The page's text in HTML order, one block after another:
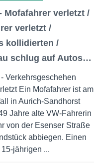
Mofafahrer verletzt /
verletzt /
kollidierten /
schlug auf Autos…
- Verkehrsgeschehen
Ein Mofafahrer ist am
in Aurich-Sandhorst
Jahre alte VW-Fahrerin
von der Esenser Straße
abbiegen. Einen
jährigen ...